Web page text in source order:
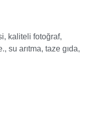
, kaliteli fotoğraf,
, su arıtma, taze gıda,